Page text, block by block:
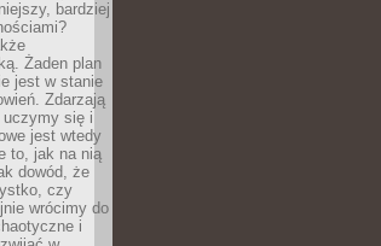
bardziej
Żaden plan
jest w stanie
Zdarzają
się i
jest wtedy
to, jak na nią
dowód, że
czy
wrócimy do
i